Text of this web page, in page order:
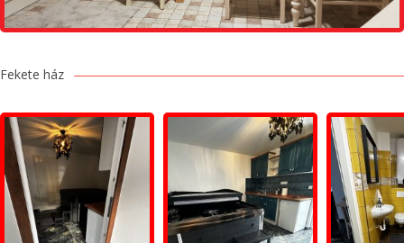
Fekete ház